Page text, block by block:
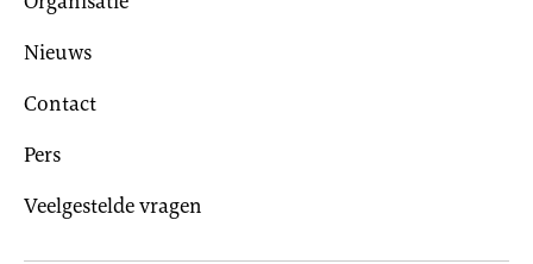
Nieuws
Contact
Pers
Veelgestelde vragen